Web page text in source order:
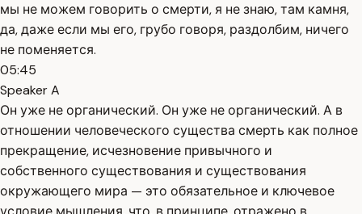
мы не можем говорить о смерти, я не знаю, там камня,
да, даже если мы его, грубо говоря, раздолбим, ничего
не поменяется.
05:45
Speaker A
Он уже не органический. Он уже не органический. А в
отношении человеческого существа смерть как полное
прекращение, исчезновение привычного и
собственного существования и существования
окружающего мира — это обязательное и ключевое